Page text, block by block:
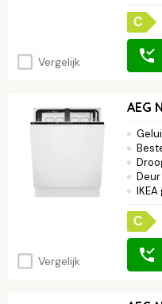
Vergelijk
C
Vergelijk
AEG
C